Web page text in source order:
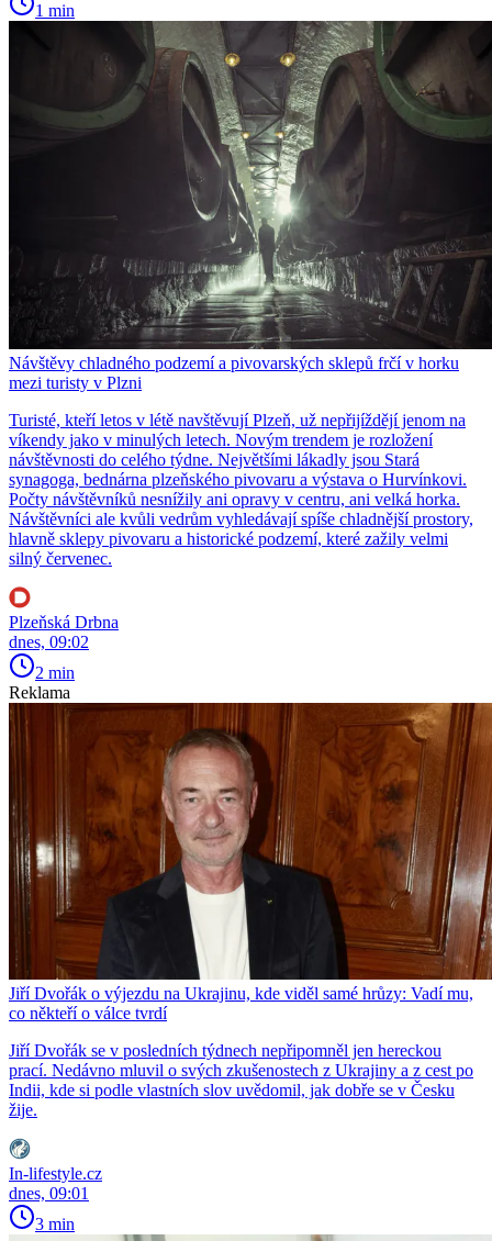
1 min
Návštěvy chladného podzemí a pivovarských sklepů frčí v horku
mezi turisty v Plzni
Turisté, kteří letos v létě navštěvují Plzeň, už nepřijíždějí jenom na
víkendy jako v minulých letech. Novým trendem je rozložení
návštěvnosti do celého týdne. Největšími lákadly jsou Stará
synagoga, bednárna plzeňského pivovaru a výstava o Hurvínkovi.
Počty návštěvníků nesnížily ani opravy v centru, ani velká horka.
Návštěvníci ale kvůli vedrům vyhledávají spíše chladnější prostory,
hlavně sklepy pivovaru a historické podzemí, které zažily velmi
silný červenec.
Plzeňská Drbna
dnes, 09:02
2 min
Reklama
Jiří Dvořák o výjezdu na Ukrajinu, kde viděl samé hrůzy: Vadí mu,
co někteří o válce tvrdí
Jiří Dvořák se v posledních týdnech nepřipomněl jen hereckou
prací. Nedávno mluvil o svých zkušenostech z Ukrajiny a z cest po
Indii, kde si podle vlastních slov uvědomil, jak dobře se v Česku
žije.
In-lifestyle.cz
dnes, 09:01
3 min